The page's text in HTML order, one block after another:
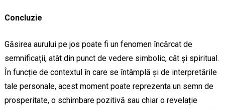
Concluzie
Găsirea aurului pe jos poate fi un fenomen încărcat de
semnificații, atât din punct de vedere simbolic, cât și spiritual.
În funcție de contextul în care se întâmplă și de interpretările
tale personale, acest moment poate reprezenta un semn de
prosperitate, o schimbare pozitivă sau chiar o revelație